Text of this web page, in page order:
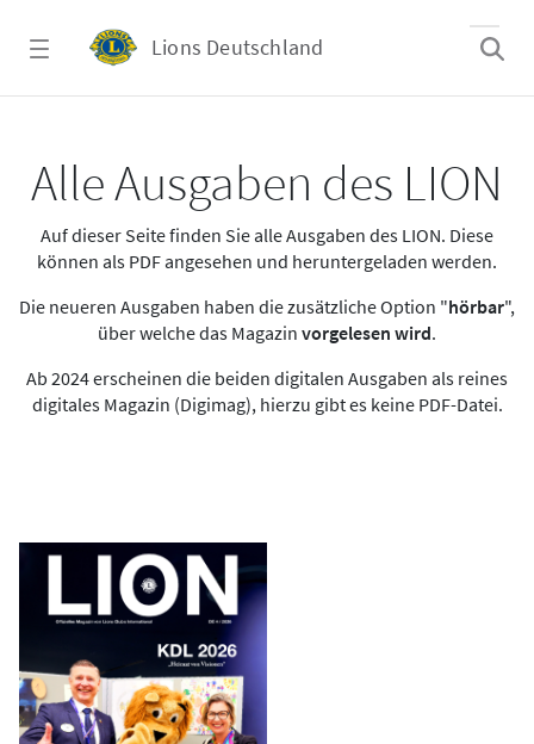
Lions Deutschland
Alle Ausgaben des LION
Auf dieser Seite finden Sie alle Ausgaben des LION. Diese
können als PDF angesehen und heruntergeladen werden.
Die neueren Ausgaben haben die zusätzliche Option "hörbar",
über welche das Magazin vorgelesen wird.
Ab 2024 erscheinen die beiden digitalen Ausgaben als reines
digitales Magazin (Digimag), hierzu gibt es keine PDF-Datei.